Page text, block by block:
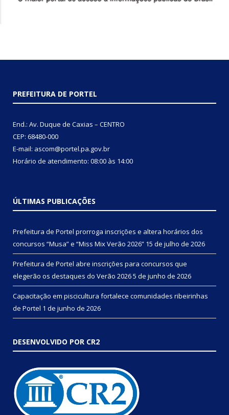
PREFEITURA DE PORTEL
End.: Av. Duque de Caxias – CENTRO
CEP: 68480-000
E-mail: ascom@portel.pa.gov.br
Horário de atendimento: 08:00 às 14:00
ÚLTIMAS PUBLICAÇÕES
Prefeitura de Portel prorroga inscrições e altera horários dos
concursos “Musa” e “Miss Mix Verão 2026” 15 de julho de 2026
Prefeitura de Portel abre inscrições para concursos que
elegerão os destaques do Verão 20265 de junho de 2026
Capacitação em piscicultura fortalece comunidades ribeirinhas
de Portel 1 de junho de 2026
DESENVOLVIDO POR CR2